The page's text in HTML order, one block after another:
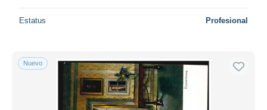
Estatus Profesional
Nuevo